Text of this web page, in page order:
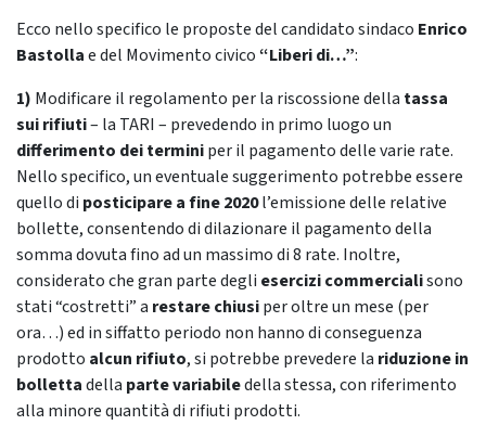
Ecco nello specifico le proposte del candidato sindaco Enrico
Bastollae del Movimento civico“Liberi di…”:
1) Modificare il regolamento per la riscossione della tassa
sui rifiuti– la TARI – prevedendo in primo luogo un
differimento dei terminiper il pagamento delle varie rate.
Nello specifico, un eventuale suggerimento potrebbe essere
quello di posticipare a fine 2020l’emissione delle relative
bollette, consentendo di dilazionare il pagamento della
somma dovuta fino ad un massimo di 8 rate. Inoltre,
considerato che gran parte degli esercizi commercialisono
stati “costretti” a restare chiusiper oltre un mese (per
ora…) ed in siffatto periodo non hanno di conseguenza
prodotto alcun rifiuto, si potrebbe prevedere la riduzione in
bollettadella parte variabiledella stessa, con riferimento
alla minore quantità di rifiuti prodotti.